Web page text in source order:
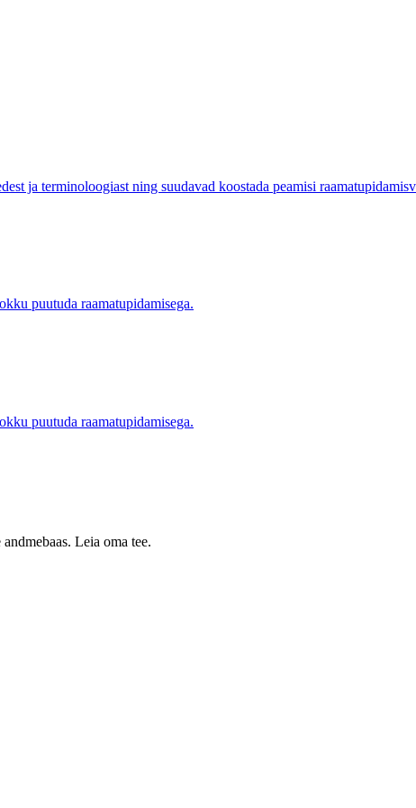
ja terminoloogiast ning suudavad koostada peamisi
puutuda raamatupidamisega.
puutuda raamatupidamisega.
Leia oma tee.